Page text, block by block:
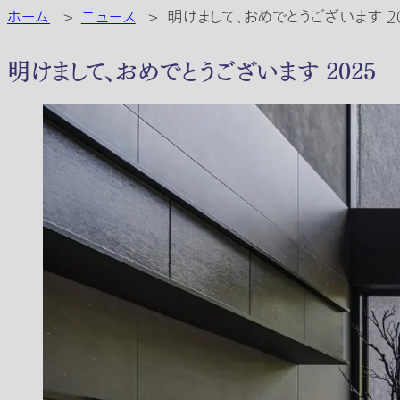
ホーム > ニュース > 明けまして、おめでとうございます
明けまして、おめでとうございます 2025